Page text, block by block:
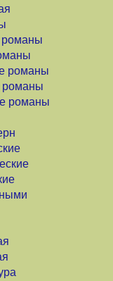
романы
романы
романы